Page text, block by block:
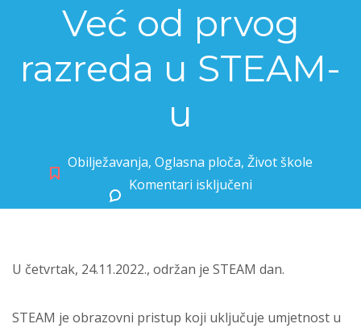
Već od prvog
razreda u STEAM-
u
Obilježavanja, Oglasna ploča, Život škole
Komentari isključeni
U četvrtak, 24.11.2022., održan je STEAM dan.
STEAM je obrazovni pristup koji uključuje umjetnost u